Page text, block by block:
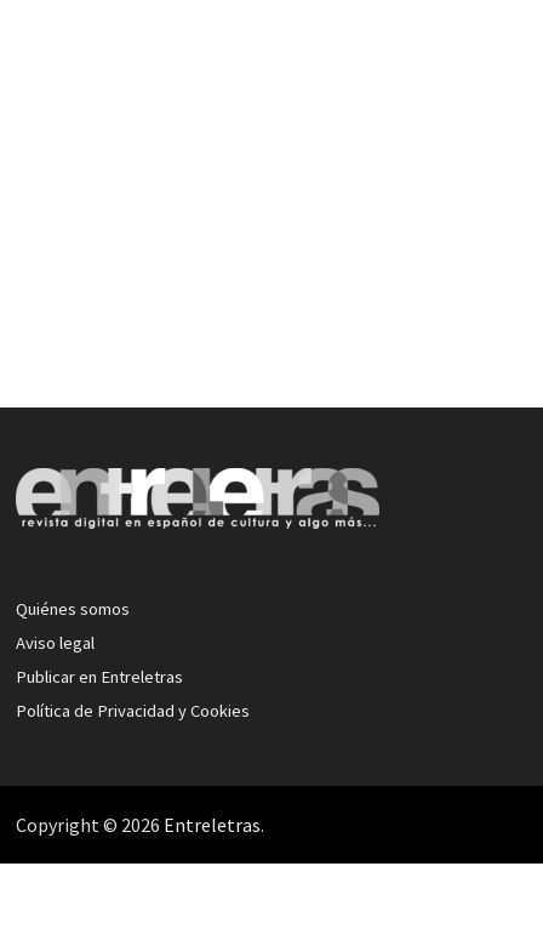
Quiénes somos
Aviso legal
Publicar en Entreletras
Política de Privacidad y Cookies
Copyright © 2026 Entreletras.